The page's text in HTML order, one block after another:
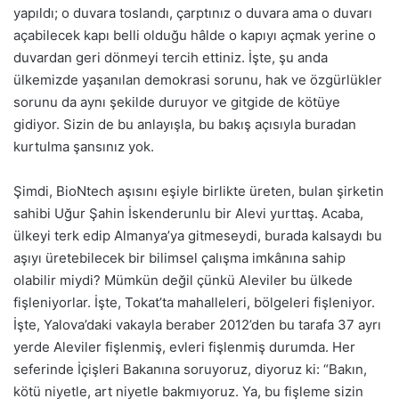
yapıldı; o duvara toslandı, çarptınız o duvara ama o duvarı
açabilecek kapı belli olduğu hâlde o kapıyı açmak yerine o
duvardan geri dönmeyi tercih ettiniz. İşte, şu anda
ülkemizde yaşanılan demokrasi sorunu, hak ve özgürlükler
sorunu da aynı şekilde duruyor ve gitgide de kötüye
gidiyor. Sizin de bu anlayışla, bu bakış açısıyla buradan
kurtulma şansınız yok.
Şimdi, BioNtech aşısını eşiyle birlikte üreten, bulan şirketin
sahibi Uğur Şahin İskenderunlu bir Alevi yurttaş. Acaba,
ülkeyi terk edip Almanya’ya gitmeseydi, burada kalsaydı bu
aşıyı üretebilecek bir bilimsel çalışma imkânına sahip
olabilir miydi? Mümkün değil çünkü Aleviler bu ülkede
fişleniyorlar. İşte, Tokat’ta mahalleleri, bölgeleri fişleniyor.
İşte, Yalova’daki vakayla beraber 2012’den bu tarafa 37 ayrı
yerde Aleviler fişlenmiş, evleri fişlenmiş durumda. Her
seferinde İçişleri Bakanına soruyoruz, diyoruz ki: “Bakın,
kötü niyetle, art niyetle bakmıyoruz. Ya, bu fişleme sizin